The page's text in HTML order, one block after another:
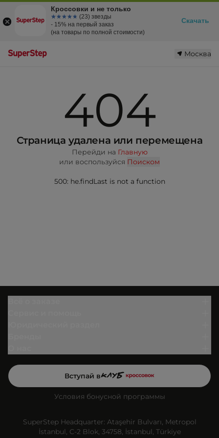
Москва
404
Страница удалена или перемещена
Перейди на Главную
или воспользуйся Поиском
500: he.findLast is not a function
Вступай в
Условия бонусной программы
SuperStep Headquarter: Ataşehir Bulvarı, Metropol
İstanbul, C-2 Blok, 34758, İstanbul, Türkiye
Кроссовки и не только
☆☆☆☆☆
★★★★★ (23) звезды
- 15% на первый заказ
(на товары по полной стоимости)
Скачать